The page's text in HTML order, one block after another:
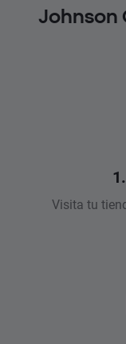
Johnson
Visita tu